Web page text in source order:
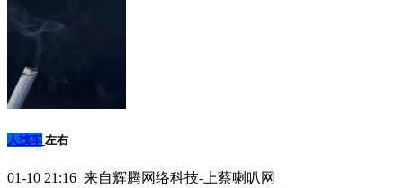
人找车 左右
01-10 21:16 来自辉腾网络科技-上蔡喇叭网